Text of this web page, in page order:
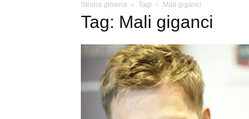
Strona główna Tagi Mali giganci
Tag: Mali giganci